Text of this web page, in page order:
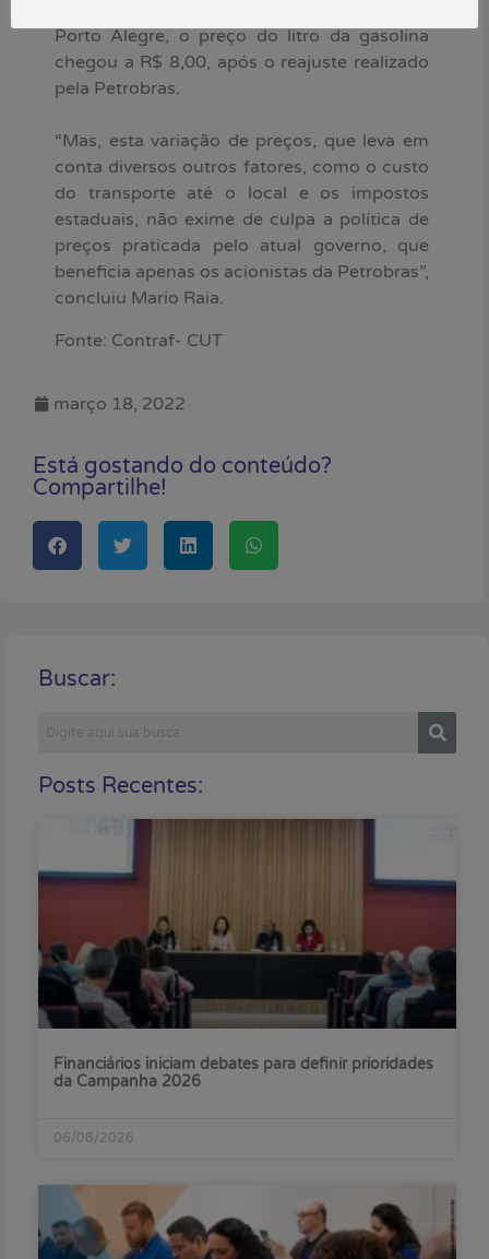
Porto Alegre, o preço do litro da gasolina
chegou a R$ 8,00, após o reajuste realizado
pela Petrobras.
“Mas, esta variação de preços, que leva em
conta diversos outros fatores, como o custo
do transporte até o local e os impostos
estaduais, não exime de culpa a política de
preços praticada pelo atual governo, que
beneficia apenas os acionistas da Petrobras”,
concluiu Mario Raia.
Fonte: Contraf- CUT
março 18, 2022
Está gostando do conteúdo?
Compartilhe!
Buscar:
Posts Recentes:
Financiários iniciam debates para definir prioridades
da Campanha 2026
06/08/2026